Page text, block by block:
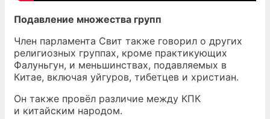
Подавление множества групп
Член парламента Свит также говорил о других
религиозных группах, кроме практикующих
Фалуньгун, и меньшинствах, подавляемых в
Китае, включая уйгуров, тибетцев и христиан.
Он также провёл различие между КПК
и китайским народом.